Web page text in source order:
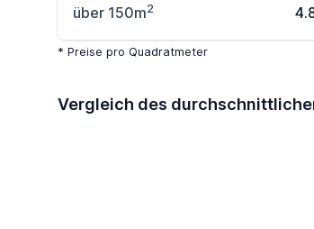
über 150m2
* Preise pro Quadratmeter
Vergleich des